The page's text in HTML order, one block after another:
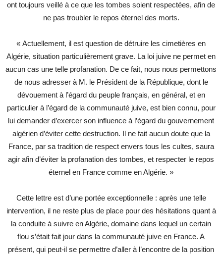
ont toujours veillé à ce que les tombes soient respectées, afin de
ne pas troubler le repos éternel des morts.
« Actuellement, il est question de détruire les cimetières en
Algérie, situation particulièrement grave. La loi juive ne permet en
aucun cas une telle profanation. De ce fait, nous nous permettons
de nous adresser à M. le Président de la République, dont le
dévouement à l’égard du peuple français, en général, et en
particulier à l’égard de la communauté juive, est bien connu, pour
lui demander d’exercer son influence à l’égard du gouvernement
algérien d’éviter cette destruction. Il ne fait aucun doute que la
France, par sa tradition de respect envers tous les cultes, saura
agir afin d’éviter la profanation des tombes, et respecter le repos
éternel en France comme en Algérie. »
Cette lettre est d’une portée exceptionnelle : après une telle
intervention, il ne reste plus de place pour des hésitations quant à
la conduite à suivre en Algérie, domaine dans lequel un certain
flou s’était fait jour dans la communauté juive en France. A
présent, qui peut-il se permettre d’aller à l’encontre de la position